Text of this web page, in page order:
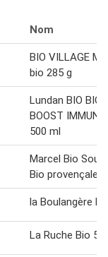
Nom
BIO VILLAGE
bio 285 g
Lundan BIO BIO
BOOST
500 ml
Marcel Bio
Bio provençale
la Boulangère
La Ruche Bio